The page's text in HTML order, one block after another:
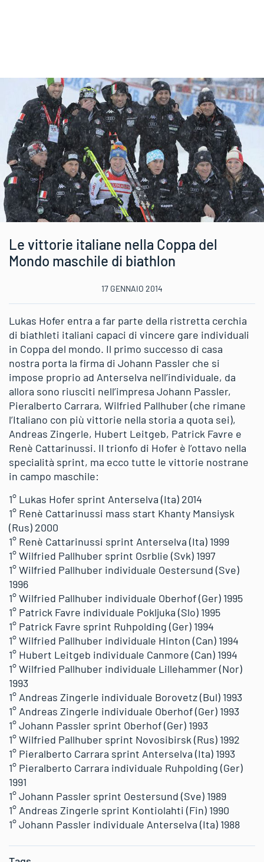
Le vittorie italiane nella Coppa del
Mondo maschile di biathlon
17 GENNAIO 2014
Lukas Hofer entra a far parte della ristretta cerchia
di biathleti italiani capaci di vincere gare individuali
in Coppa del mondo. Il primo successo di casa
nostra porta la firma di Johann Passler che si
impose proprio ad Anterselva nell’individuale, da
allora sono riusciti nell’impresa Johann Passler,
Pieralberto Carrara, Wilfried Pallhuber (che rimane
l’Italiano con più vittorie nella storia a quota sei),
Andreas Zingerle, Hubert Leitgeb, Patrick Favre e
Renè Cattarinussi. Il trionfo di Hofer è l’ottavo nella
specialità sprint, ma ecco tutte le vittorie nostrane
in campo maschile:
1° Lukas Hofer sprint Anterselva (Ita) 2014
1° Renè Cattarinussi mass start Khanty Mansiysk
(Rus) 2000
1° Renè Cattarinussi sprint Anterselva (Ita) 1999
1° Wilfried Pallhuber sprint Osrblie (Svk) 1997
1° Wilfried Pallhuber individuale Oestersund (Sve)
1996
1° Wilfried Pallhuber individuale Oberhof (Ger) 1995
1° Patrick Favre individuale Pokljuka (Slo) 1995
1° Patrick Favre sprint Ruhpolding (Ger) 1994
1° Wilfried Pallhuber individuale Hinton (Can) 1994
1° Hubert Leitgeb individuale Canmore (Can) 1994
1° Wilfried Pallhuber individuale Lillehammer (Nor)
1993
1° Andreas Zingerle individuale Borovetz (Bul) 1993
1° Andreas Zingerle individuale Oberhof (Ger) 1993
1° Johann Passler sprint Oberhof (Ger) 1993
1° Wilfried Pallhuber sprint Novosibirsk (Rus) 1992
1° Pieralberto Carrara sprint Anterselva (Ita) 1993
1° Pieralberto Carrara individuale Ruhpolding (Ger)
1991
1° Johann Passler sprint Oestersund (Sve) 1989
1° Andreas Zingerle sprint Kontiolahti (Fin) 1990
1° Johann Passler individuale Anterselva (Ita) 1988